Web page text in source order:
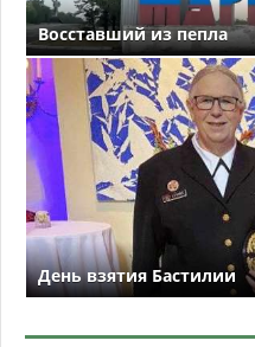
Восставший из пепла
День взятия Бастилии